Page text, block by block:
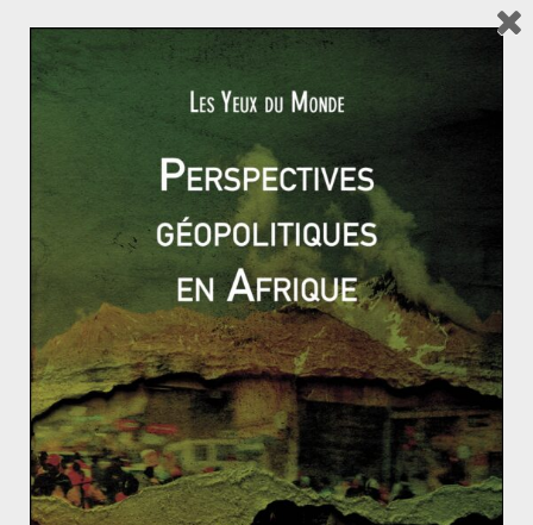
environ 8 millions – soit environ 10% de la population –
il ne reste plus qu’entre quatre cent mille et un million
de chrétiens en Irak sur une population totale d’environ
31 millions de personnes. Les récents déplacements de
population, massacres et exodes massifs de Chrétiens
en Irak et en Syrie mettent un peu plus en péril cette
mosaïque religieuse et culturelle qui contribuait à la
fois à la richesse et à l’équilibre de la région.
Hydrocarbures et terrorisme, un cocktail explosif (1/
2).
Gabon : guerre ouverte entre Ping et Bongo